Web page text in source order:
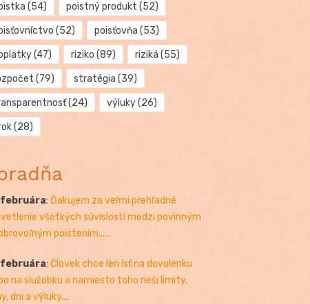
(54) poistný produkt (52)
(52) poisťovňa (53)
(47) riziko (89) riziká (55)
(79) stratégia (39)
(24) výluky(26)
(28)
februára: Ďakujem za veľmi prehľadné
všetkých súvislostí medzi povinným
poistením......
februára: Človek chce len ísť na dovolenku
na služobku a namiesto toho rieši limity,
dni a výluky....